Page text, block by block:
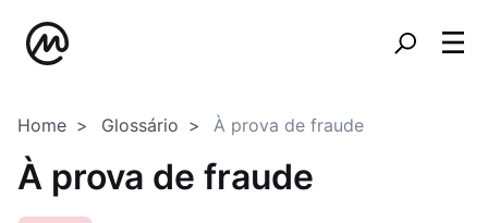
Home Glossário À prova de fraude
À prova de fraude